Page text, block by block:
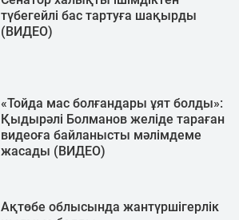
түбегейлі бас тартуға шақырды
(ВИДЕО)
«Тойда мас болғандары ұят болды»:
Қыдырәлі Болманов желіде тараған
видеоға байланысты мәлімдеме
жасады (ВИДЕО)
Ақтөбе облысында жантүршігерлік